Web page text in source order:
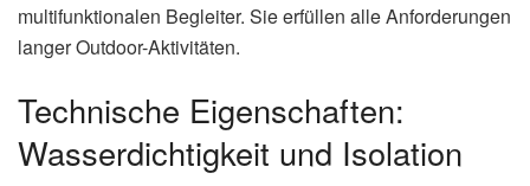
multifunktionalen Begleiter. Sie erfüllen alle Anforderungen
langer Outdoor-Aktivitäten.
Technische Eigenschaften:
Wasserdichtigkeit und Isolation